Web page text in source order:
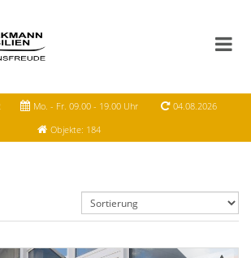
Mo. - Fr. 09.00 - 19.00 Uhr
04.08.2026
Objekte: 184